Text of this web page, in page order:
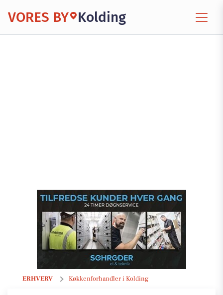
VORES BY Kolding
ERHVERV Køkkenforhandler i Kolding
KOLDING KØKKENFORUM APS